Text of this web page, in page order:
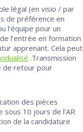
légal (en visio / par
de préférence en
l'équipe pour un
l’entrée en formation
apprenant. Cela peut
.Transmission
de retour pour
des pièces
10 jours de l’AR
de la candidature